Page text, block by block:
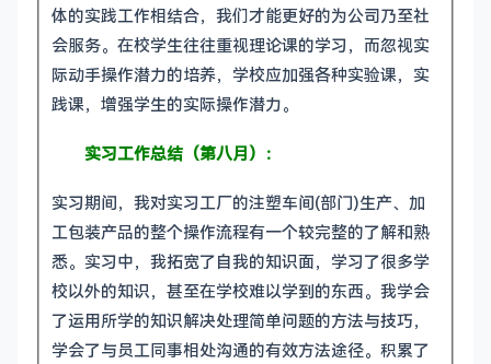
体的实践工作相结合，我们才能更好的为公司乃至社
会服务。在校学生往往重视理论课的学习，而忽视实
际动手操作潜力的培养，学校应加强各种实验课，实
践课，增强学生的实际操作潜力。
实习工作总结（第八月）：
实习期间，我对实习工厂的注塑车间(部门)生产、加
工包装产品的整个操作流程有一个较完整的了解和熟
悉。实习中，我拓宽了自我的知识面，学习了很多学
校以外的知识，甚至在学校难以学到的东西。我学会
了运用所学的知识解决处理简单问题的方法与技巧，
学会了与员工同事相处沟通的有效方法途径。积累了